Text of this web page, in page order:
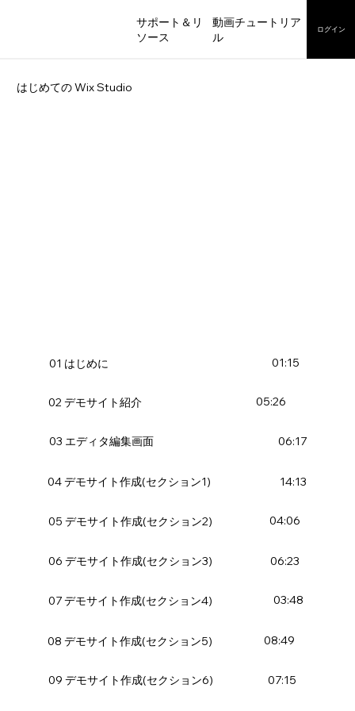
サポート＆リ
ソース
動画チュートリア
ル
ログイン
はじめての Wix Studio
01 はじめに 01:15
02 デモサイト紹介 05:26
03 エディタ編集画面 06:17
04 デモサイト作成(セクション1) 14:13
05 デモサイト作成(セクション2) 04:06
06 デモサイト作成(セクション3) 06:23
07 デモサイト作成(セクション4) 03:48
08 デモサイト作成(セクション5) 08:49
09 デモサイト作成(セクション6) 07:15